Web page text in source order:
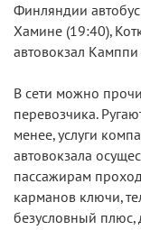
Финляндии
Хамине (19:40),
автовокзал
В сети можно
перевозчика.
менее, услуги
автовокзала
пассажирам
карманов ключи,
безусловный плюс,